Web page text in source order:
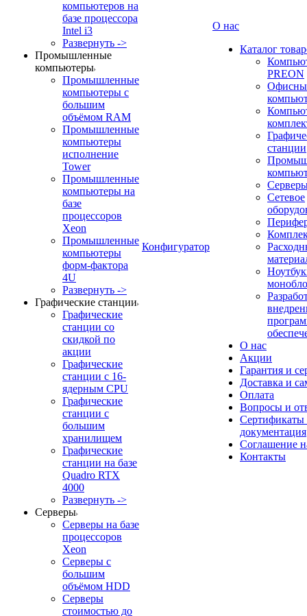
компьютеров на
базе процессора
Intel i3
Развернуть ->
Промышленные
компьютеры
Промышленные
компьютеры с
большим
объёмом RAM
Промышленные
компьютеры
исполнение
Tower
Промышленные
компьютеры на
базе
процессоров
Xeon
Промышленные
компьютеры
форм-фактора
4U
Развернуть ->
Графические станции
Графические
станции со
скидкой по
акции
Графические
станции с 16-
ядерным CPU
Графические
станции с
большим
хранилищем
Графические
станции на базе
Quadro RTX
4000
Развернуть ->
Серверы
Серверы на базе
процессоров
Xeon
Серверы с
большим
объёмом HDD
Серверы
стоимостью до
Конфигуратор
О нас
Каталог
PREON
станции
Сетевое
О нас
Акции
Гарантия и
Доставка и
Оплата
Вопросы и
Сертификаты
документация
Соглашение
Контакты